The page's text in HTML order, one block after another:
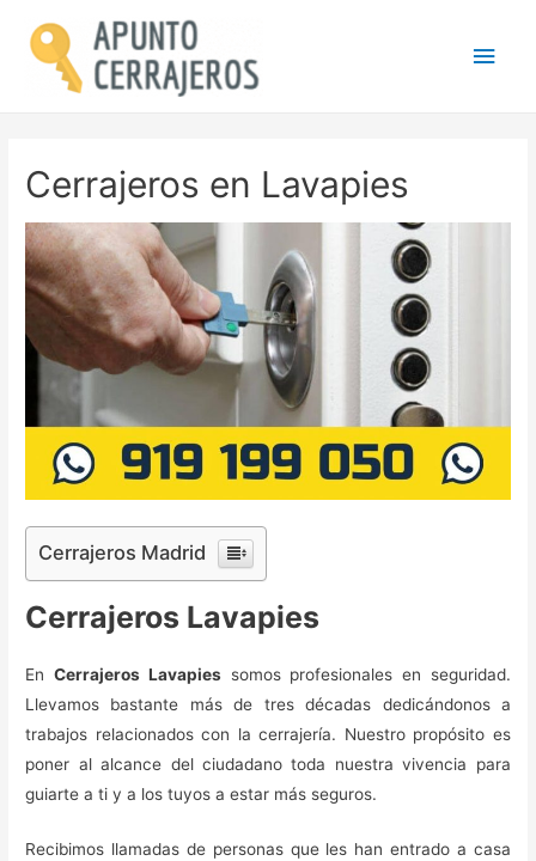
Cerrajeros en Lavapies
Cerrajeros Madrid
Cerrajeros Lavapies
En Cerrajeros Lavapiessomos profesionales en seguridad.
Llevamos bastante más de tres décadas dedicándonos a
trabajos relacionados con la cerrajería. Nuestro propósito es
poner al alcance del ciudadano toda nuestra vivencia para
guiarte a ti y a los tuyos a estar más seguros.
Recibimos llamadas de personas que les han entrado a casa